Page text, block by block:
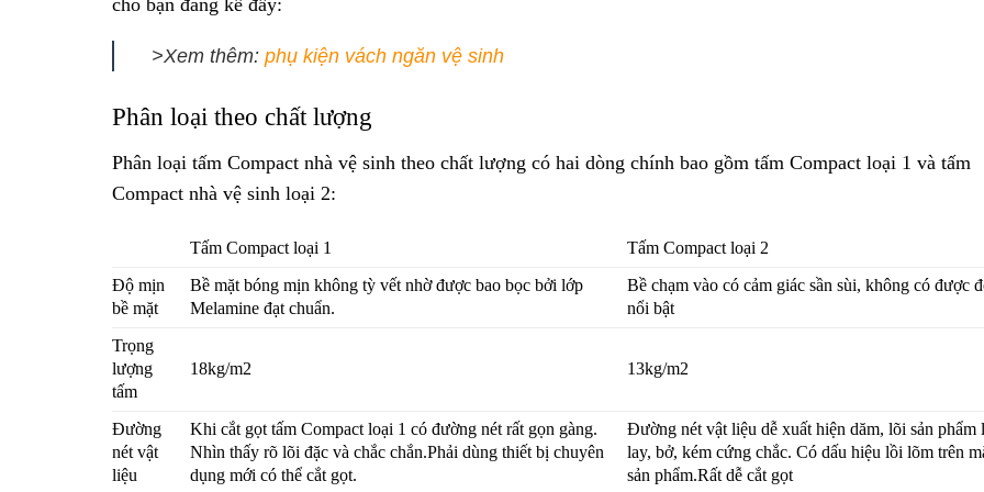
>Xem thêm: phụ kiện vách ngăn vệ sinh
Phân loại theo chất lượng
Phân loại tấm Compact nhà vệ sinh theo chất lượng có hai dòng chính bao gồm tấm Compact loại 1 và tấm
Compact nhà vệ sinh loại 2:
Tấm Compact loại 1
Tấm Compact loại 2
Độ mịn
bề mặt
Bề mặt bóng mịn không tỳ vết nhờ được bao bọc bởi lớp
Melamine đạt chuẩn.
Bề chạm vào có cảm giác sần sùi, không có được
nổi bật
Trọng
lượng
tấm
18kg/m2 13kg/m2
Đường
nét vật
liệu
Khi cắt gọt tấm Compact loại 1 có đường nét rất gọn gàng.
Nhìn thấy rõ lõi đặc và chắc chắn.Phải dùng thiết bị chuyên
dụng mới có thể cắt gọt.
Đường nét vật liệu dễ xuất hiện dăm, lõi sản phẩm
lay, bở, kém cứng chắc. Có dấu hiệu lồi lõm trên
sản phẩm.Rất dễ cắt gọt